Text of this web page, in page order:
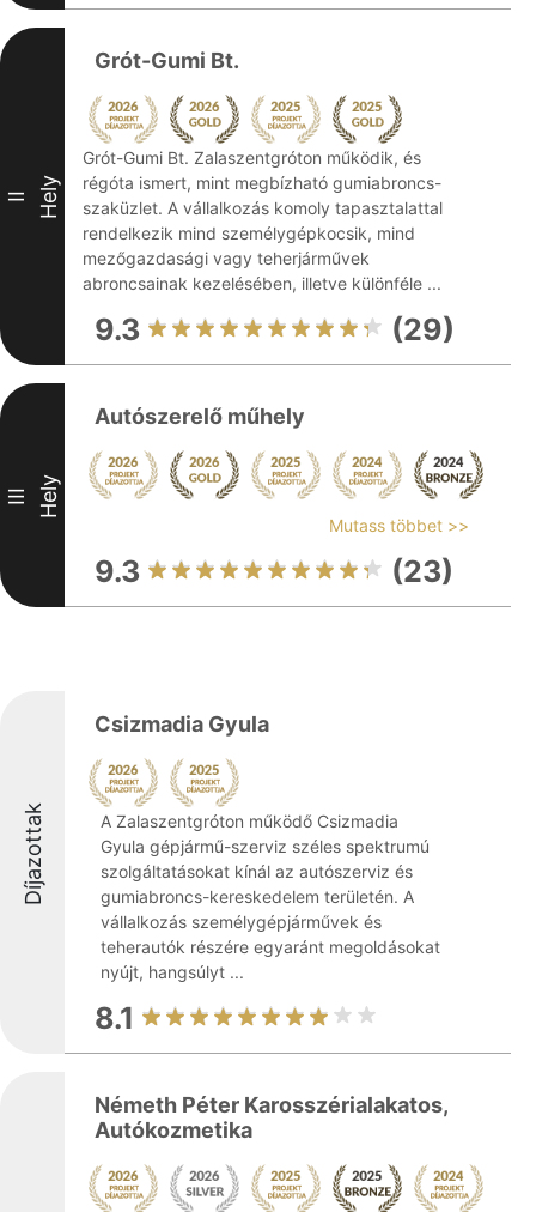
II Hely
Grót-Gumi Bt.
Grót-Gumi Bt. Zalaszentgróton működik, és
régóta ismert, mint megbízható gumiabroncs-
szaküzlet. A vállalkozás komoly tapasztalattal
rendelkezik mind személygépkocsik, mind
mezőgazdasági vagy teherjárművek
abroncsainak kezelésében, illetve különféle ...
9.3 (29)
III Hely
Autószerelő műhely
Mutass többet >>
9.3 (23)
Díjazottak
Csizmadia Gyula
A Zalaszentgróton működő Csizmadia
Gyula gépjármű-szerviz széles spektrumú
szolgáltatásokat kínál az autószerviz és
gumiabroncs-kereskedelem területén. A
vállalkozás személygépjárművek és
teherautók részére egyaránt megoldásokat
nyújt, hangsúlyt ...
8.1
Németh Péter Karosszérialakatos,
Autókozmetika